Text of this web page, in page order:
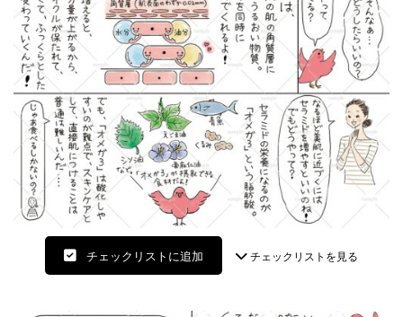
チェックリストに追加 チェックリストを見る